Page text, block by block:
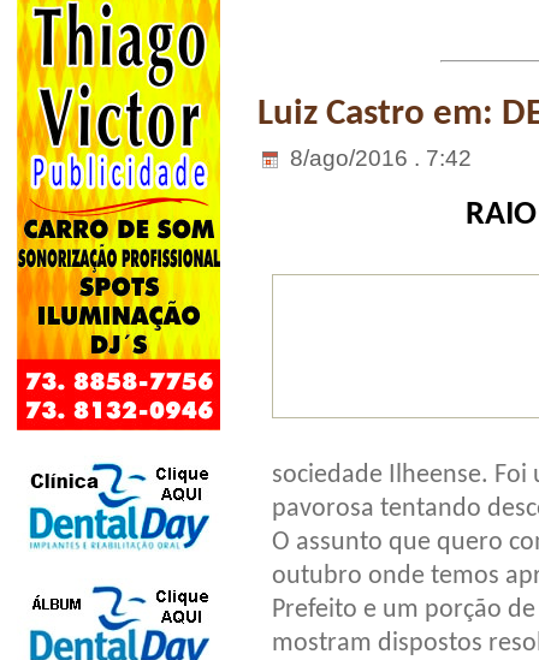
Luiz Castro em:
8/ago/2016 . 7:42
sociedade Ilheense.
pavorosa tentando
O assunto que quero
outubro onde temos
Prefeito e um porção
mostram dispostos